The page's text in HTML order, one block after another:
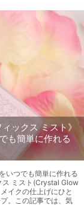
ックス ミスト》
も簡単に作れる
いつでも簡単に作れる
ス ミスト(Crystal Glow
イクの仕上げにひと
。この記事では、気